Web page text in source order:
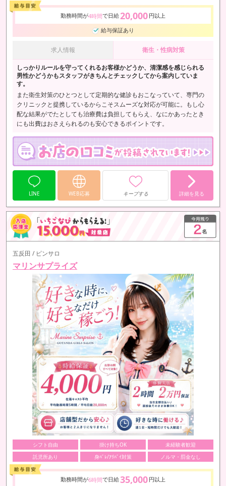
勤務時間が4時間で日給20,000 円以上
給与保証あり
求人情報 衛生・性病対策
しっかりルールを守ってくれるお客様かどうか、清潔感を感じられる
男性かどうかもスタッフがきちんとチェックしてから案内していま
す。
また衛生対策のひとつとして定期的な健診もおこなっていて、専門の
クリニックと提携しているからこそスムーズな対応が可能に。もし心
配な結果がでたとしても治療費は負担してもらえ、なにかあったとき
にも出費はおさえられるのも安心できるポイントです。
LINE WEB応募 キープする 詳細を見る
五反田 / ピンサロ
マリンサプライズ
シフト自由 掛け持ちOK
未経験者歓迎
託児所あり
身ﾊﾞﾚ/ｱﾘﾊﾞｲ対策 ノルマ・罰金なし
勤務時間が6時間で日給35,000 円以上